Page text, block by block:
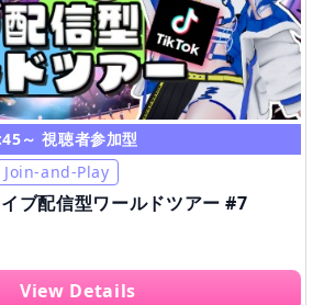
～ 視聴者参加型
Join-and-Play
ブ配信型ワールドツアー #7
View Details